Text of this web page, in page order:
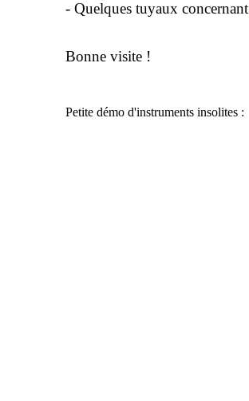
- Quelques tuyaux concernant
Bonne visite !
Petite démo d'instruments insolites :